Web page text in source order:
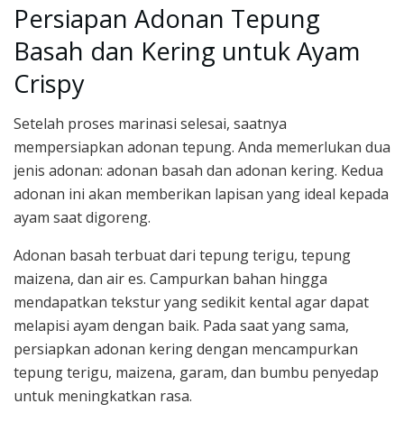
Persiapan Adonan Tepung
Basah dan Kering untuk Ayam
Crispy
Setelah proses marinasi selesai, saatnya
mempersiapkan adonan tepung. Anda memerlukan dua
jenis adonan: adonan basah dan adonan kering. Kedua
adonan ini akan memberikan lapisan yang ideal kepada
ayam saat digoreng.
Adonan basah terbuat dari tepung terigu, tepung
maizena, dan air es. Campurkan bahan hingga
mendapatkan tekstur yang sedikit kental agar dapat
melapisi ayam dengan baik. Pada saat yang sama,
persiapkan adonan kering dengan mencampurkan
tepung terigu, maizena, garam, dan bumbu penyedap
untuk meningkatkan rasa.